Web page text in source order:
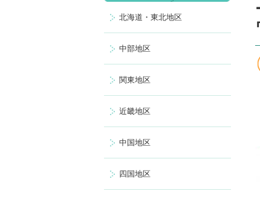
北海道・東北地区
中部地区
関東地区
近畿地区
中国地区
四国地区